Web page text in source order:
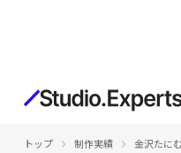
トップ keyboard_arrow_right 制作実績 keyboard_arrow_right 金沢たに